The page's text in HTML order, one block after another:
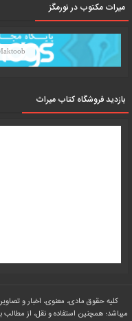
میرات مکتوب در نورمگز
بازدید فروشگاه کتاب میراث
کلیه حقوق مادی، معنوی، اخبار و